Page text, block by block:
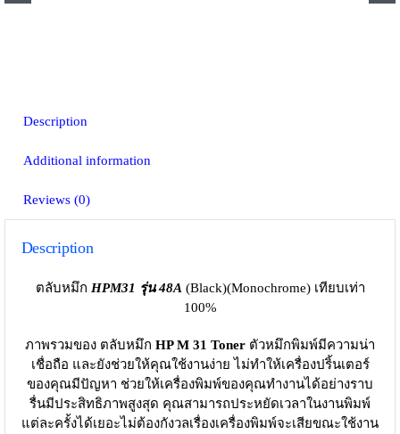
Description
Additional information
Reviews (0)
Description
ตลับหมึก HPM31 รุ่น 48A (Black)(Monochrome) เทียบเท่า
100%
ภาพรวมของ ตลับหมึก HP M 31 Toner ตัวหมึกพิมพ์มีความน่า
เชื่อถือ และยังช่วยให้คุณใช้งานง่าย ไม่ทำให้เครื่องปริ้นเตอร์
ของคุณมีปัญหา ช่วยให้เครื่องพิมพ์ของคุณทำงานได้อย่างราบ
รื่นมีประสิทธิภาพสูงสุด คุณสามารถประหยัดเวลาในงานพิมพ์
แต่ละครั้งได้เยอะไม่ต้องกังวลเรื่องเครื่องพิมพ์จะเสียขณะใช้งาน